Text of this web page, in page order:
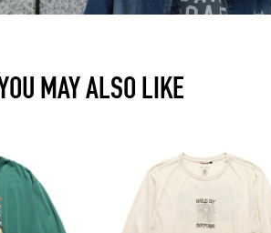
YOU MAY ALSO LIKE